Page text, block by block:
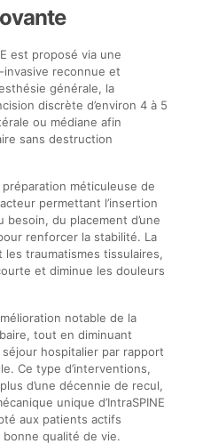
est proposé via une
reconnue et
générale, la
discrète d’environ 4 à 5
ou médiane afin
sans destruction
méticuleuse de
permettant l’insertion
besoin, du placement d’une
renforcer la stabilité. La
traumatismes tissulaires,
et diminue les douleurs
notable de la
tout en diminuant
hospitalier par rapport
Ce type d’interventions,
d’une décennie de recul,
unique d’IntraSPINE
aux patients actifs
qualité de vie.